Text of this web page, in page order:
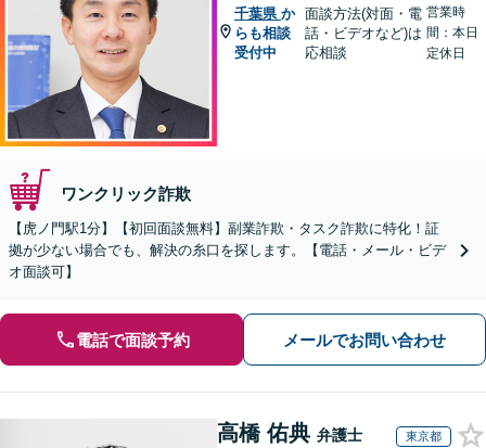
千葉県 か
らも相談
受付中
面談方法(対面・電
話・ビデオなど)は
応相談
営業時
間：本日
定休日
ワンクリック詐欺
【虎ノ門駅1分】【初回面談無料】副業詐欺・タスク詐欺に特化！証
拠が少ない場合でも、解決の糸口を探します。【電話・メール・ビデ
オ面談可】
電話で面談予約 メールでお問い合わせ
高橋 佑典 弁護士 東京都